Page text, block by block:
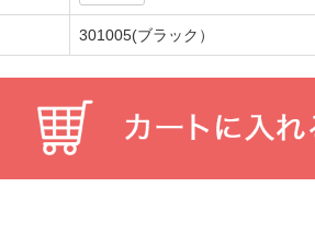
301005(ブラック）